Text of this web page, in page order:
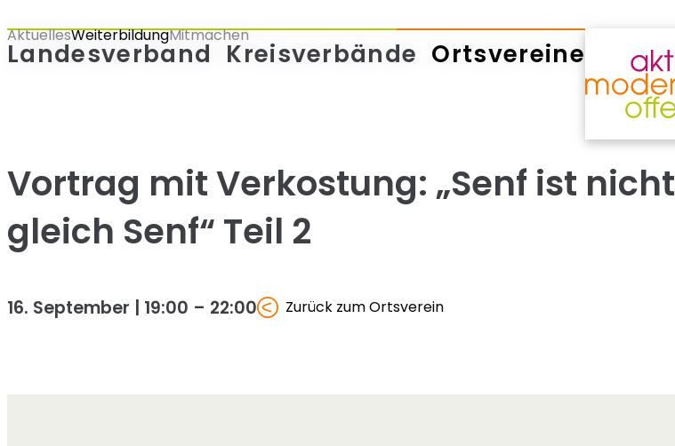
Inhalt
springen
AktuellesWeiterbildungMitmachen
Landesverband Kreisverbände Ortsvereine
Vortrag mit Verkostung: „Senf ist nicht
gleich Senf“ Teil 2
16. September | 19:00 – 22:00 Zurück zum Ortsverein